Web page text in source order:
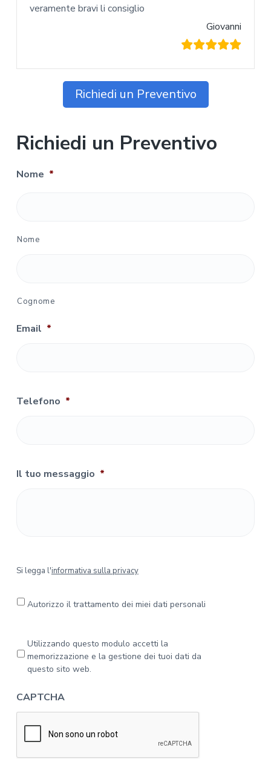
veramente bravi li consiglio
Giovanni
Richiedi un Preventivo
Richiedi un Preventivo
Nome *
Nome
Cognome
Email *
Telefono *
Il tuo messaggio *
S
e
l
f
o
Si legga l'informativa sulla privacy
Autorizzo il trattamento dei miei dati personali
r
c
y
*
Utilizzando questo modulo accetti la
memorizzazione e la gestione dei tuoi dati da
questo sito web.
CAPTCHA